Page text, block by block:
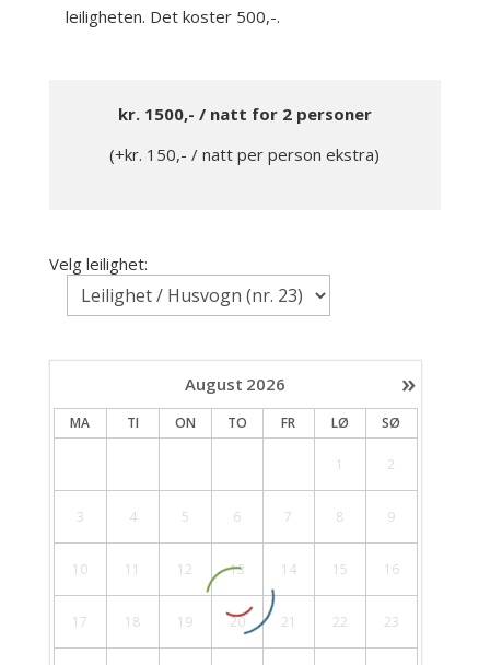
leiligheten. Det koster 500,-.
kr. 1500,- / natt for 2 personer
(+kr. 150,- / natt per person ekstra)
Velg leilighet:
»
August 2026
MA TI ON TO FR LØ SØ
1 2
3 4 5 6 7 8 9
10 11 12 13 14 15 16
17 18 19 20 21 22 23